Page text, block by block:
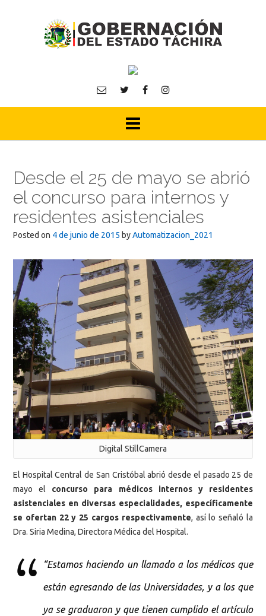
Desde el 25 de mayo se abrió
el concurso para internos y
residentes asistenciales
Posted on 4 de junio de 2015 byAutomatizacion_2021
Digital StillCamera
El Hospital Central de San Cristóbal abrió desde el pasado 25 de
mayo el concurso para médicos internos y residentes
asistenciales en diversas especialidades, específicamente
se ofertan 22 y 25 cargos respectivamente, así lo señaló la
Dra. Siria Medina, Directora Médica del Hospital.
“Estamos haciendo un llamado a los médicos que
están egresando de las Universidades, y a los que
ya se graduaron y que tienen cumplido el artículo